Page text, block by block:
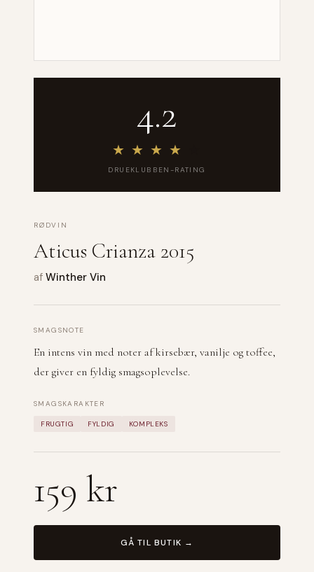
4.2
★ ★ ★ ★
DRUEKLUBBEN-RATING
RØDVIN
Aticus Crianza 2015
af Winther Vin
SMAGSNOTE
En intens vin med noter af kirsebær, vanilje og toffee,
der giver en fyldig smagsoplevelse.
SMAGSKARAKTER
FRUGTIG FYLDIG KOMPLEKS
159 kr
GÅ TIL BUTIK →